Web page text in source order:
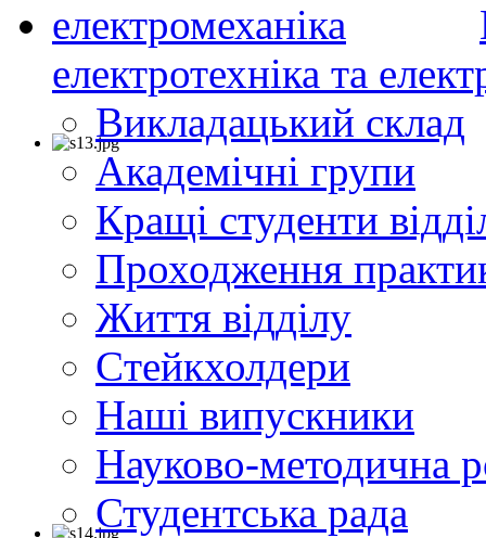
електротехніка та
Викладацький склад
Академічні групи
Кращі студенти
Проходження
Життя відділу
Cтейкхолдери
Наші випускники
Науково-методична
Студентська рада